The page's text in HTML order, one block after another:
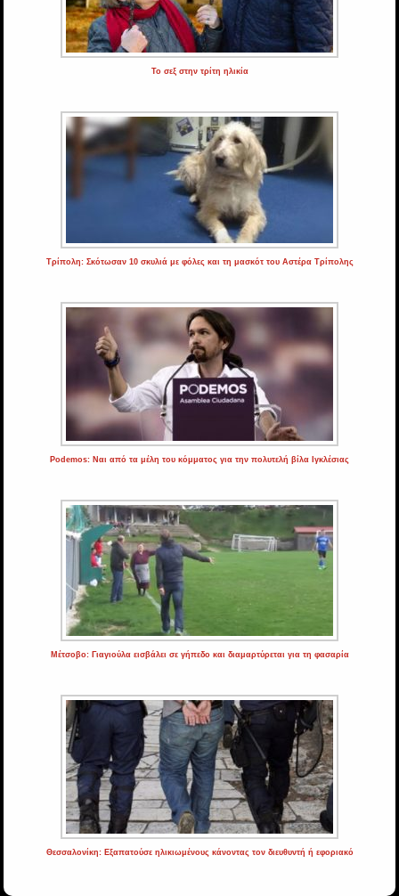
Το σεξ στην τρίτη ηλικία
Τρίπολη: Σκότωσαν 10 σκυλιά με φόλες και τη μασκότ του Αστέρα Τρίπολης
Podemos: Ναι από τα μέλη του κόμματος για την πολυτελή βίλα Ιγκλέσιας
Μέτσοβο: Γιαγιούλα εισβάλει σε γήπεδο και διαμαρτύρεται για τη φασαρία
Θεσσαλονίκη: Εξαπατούσε ηλικιωμένους κάνοντας τον διευθυντή ή εφοριακό